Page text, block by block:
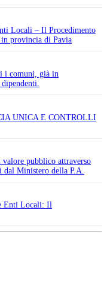
Locali – Il Procedimento
provincia di Pavia
i comuni, già in
UNICA E CONTROLLI
valore pubblico attraverso
Ministero della P.A.
Enti Locali: Il